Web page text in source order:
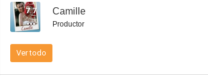
7.7 Camille
Productor
Ver todo